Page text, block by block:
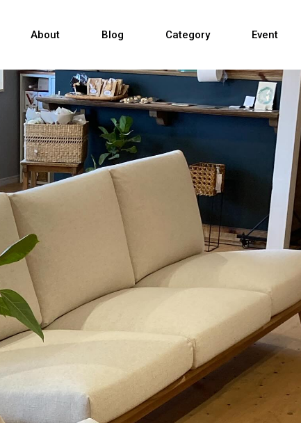
About Blog Category
Sofa
Table & Chair
TV Cabinet
Others
Event
Sofa
TV Cabinet
Bed